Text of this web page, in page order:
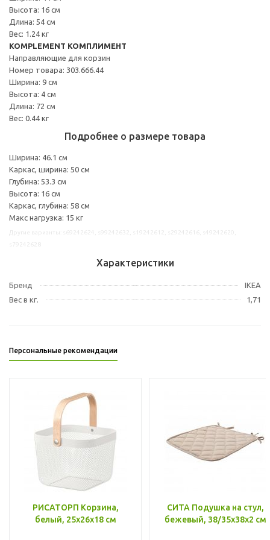
Высота: 16 см
Длина: 54 см
Вес: 1.24 кг
KOMPLEMENT КОМПЛИМЕНТ
Направляющие для корзин
Номер товара: 303.666.44
Ширина: 9 см
Высота: 4 см
Длина: 72 см
Вес: 0.44 кг
Подробнее о размере товара
Ширина: 46.1 см
Каркас, ширина: 50 см
Глубина: 53.3 см
Высота: 16 см
Каркас, глубина: 58 см
Макс нагрузка: 15 кг
Характеристики
Бренд
IKEA
Вес в кг.
1,71
Персональные рекомендации
РИСАТОРП Корзина,
белый, 25x26x18 см
СИТА Подушка на стул,
бежевый, 38/35x38x2 см